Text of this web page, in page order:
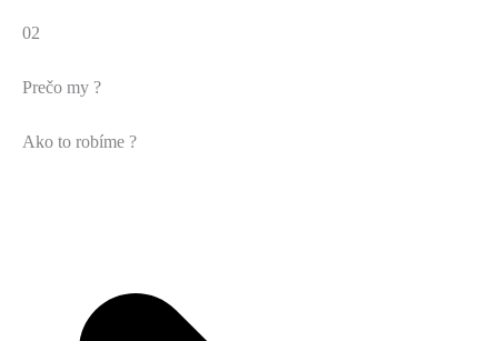
02
Prečo my ?
Ako to robíme ?